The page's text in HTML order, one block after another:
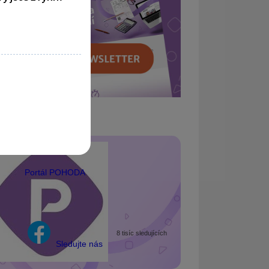
Portál POHODA
Sledujte nás
8 tisíc sledujících